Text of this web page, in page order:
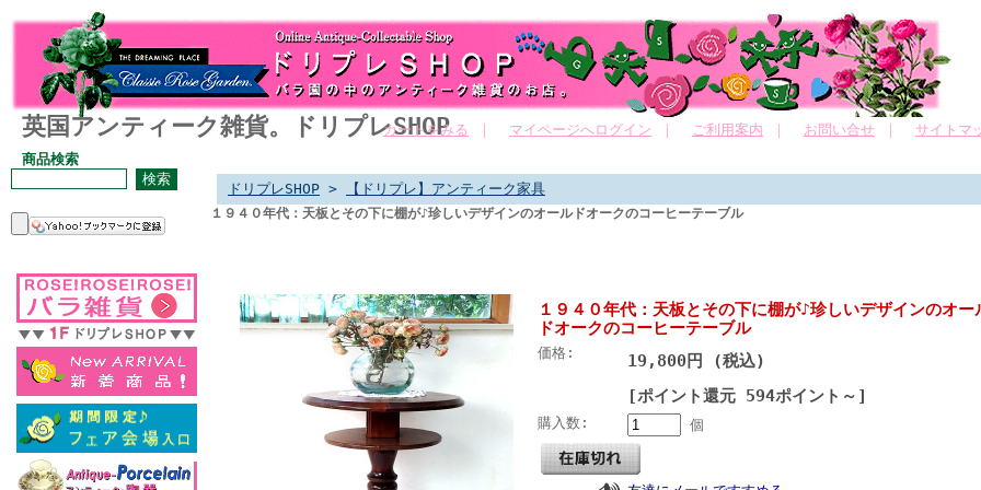
英国アンティーク雑貨。ドリプレSHOP
カートをみる マイページへログイン ご利用案内 お問い合せ
サイトマ
商品検索
ドリプレSHOP > 【ドリプレ】アンティーク家具
１９４０年代：天板とその下に棚が♪珍しいデザインのオールドオークのコーヒーテーブル
１９４０年代：天板とその下に棚が♪珍しいデザインのオー
ドオークのコーヒーテーブル
価格:
19,800円 (税込)
[ポイント還元 594ポイント～]
購入数: 個